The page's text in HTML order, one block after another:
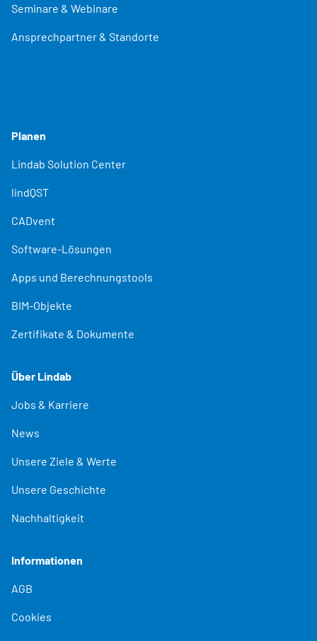
Seminare & Webinare
Ansprechpartner & Standorte
Planen
Lindab Solution Center
lindQST
CADvent
Software-Lösungen
Apps und Berechnungstools
BIM-Objekte
Zertifikate & Dokumente
Über Lindab
Jobs & Karriere
News
Unsere Ziele & Werte
Unsere Geschichte
Nachhaltigkeit
Informationen
AGB
Cookies